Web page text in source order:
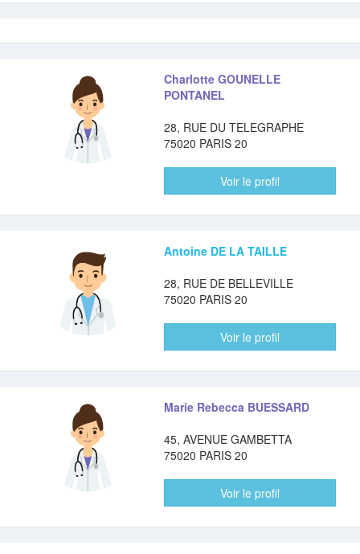
Charlotte GOUNELLE
PONTANEL
28, RUE DU TELEGRAPHE
75020 PARIS 20
Voir le profil
Antoine DE LA TAILLE
28, RUE DE BELLEVILLE
75020 PARIS 20
Voir le profil
Marie Rebecca BUESSARD
45, AVENUE GAMBETTA
75020 PARIS 20
Voir le profil